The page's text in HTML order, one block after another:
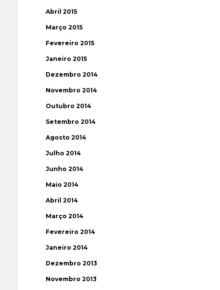
Abril 2015
Março 2015
Fevereiro 2015
Janeiro 2015
Dezembro 2014
Novembro 2014
Outubro 2014
Setembro 2014
Agosto 2014
Julho 2014
Junho 2014
Maio 2014
Abril 2014
Março 2014
Fevereiro 2014
Janeiro 2014
Dezembro 2013
Novembro 2013